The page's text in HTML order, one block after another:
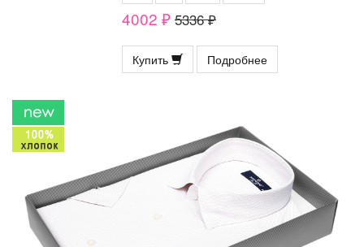
4002 ₽ 5336 ₽
Купить Подробнее